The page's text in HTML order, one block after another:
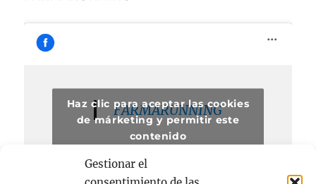
Gestionar el
FARMARUNNING
Haz clic para aceptar las cookies
de márketing y permitir este
contenido